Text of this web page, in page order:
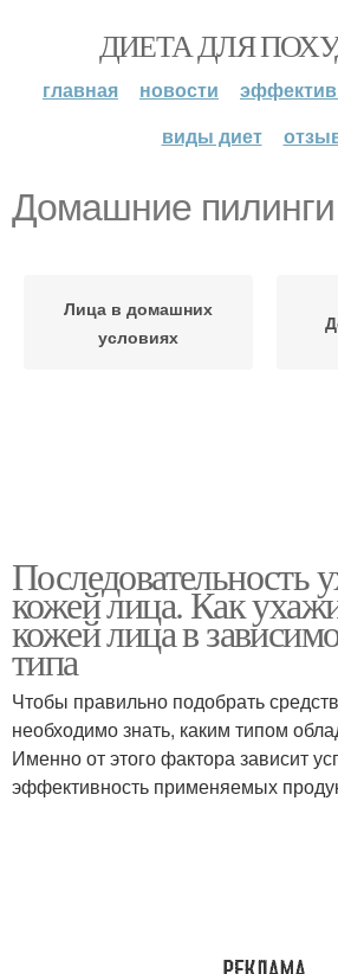
ДИЕТА ДЛЯ
главная новости
виды диет
Домашние пилинги
Лица в домашних
условиях
Последовательность
кожей лица. Как
кожей лица в
типа
Чтобы правильно подобрать
необходимо знать, каким типом
Именно от этого фактора зависит
эффективность применяемых